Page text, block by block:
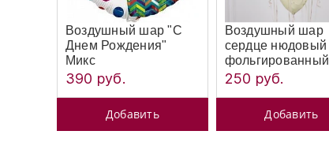
Воздушный шар "С
Днем Рождения"
Микс
390 руб.
Добавить
Воздушный шар
сердце нюдовый
фольгированный
250 руб.
Добавить